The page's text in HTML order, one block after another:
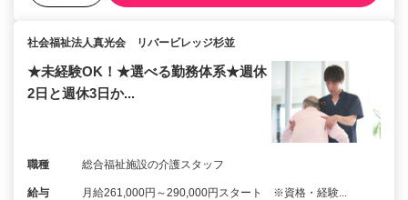
社会福祉法人真光会 リバービレッジ杉並
★未経験OK！★選べる勤務体系★週休
2日と週休3日か...
職種 総合福祉施設の介護スタッフ
給与 月給261,000円～290,000円スタート ※資格・経験...